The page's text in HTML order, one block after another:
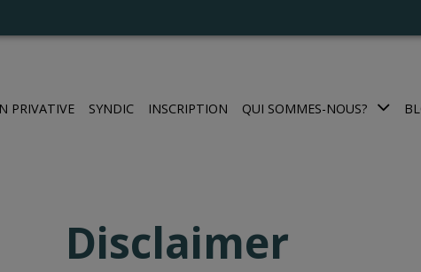
PRIVATIVE SYNDIC INSCRIPTION QUI SOMMES-NOUS?
Disclaimer